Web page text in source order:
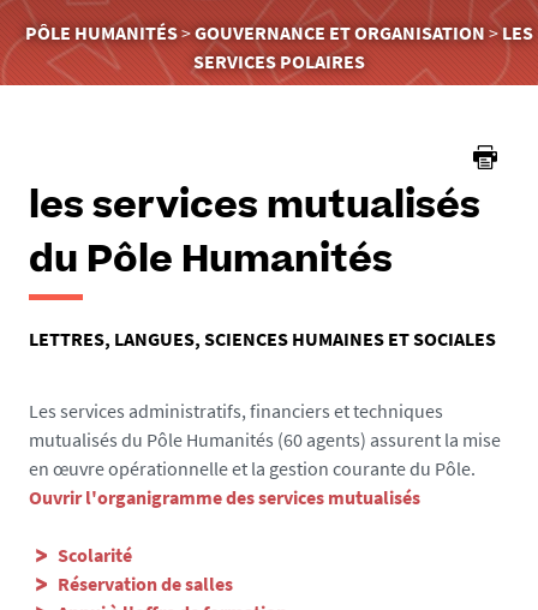
Vous
êtes
ici :
PÔLE HUMANITÉS GOUVERNANCE ET ORGANISATION
LES
SERVICES POLAIRES
les services mutualisés
du Pôle Humanités
LETTRES, LANGUES, SCIENCES HUMAINES ET SOCIALES
Les services administratifs, financiers et techniques
mutualisés du Pôle Humanités (60 agents) assurent la mise
en œuvre opérationnelle et la gestion courante du Pôle.
Ouvrir l'organigramme des services mutualisés
Scolarité
Réservation de salles